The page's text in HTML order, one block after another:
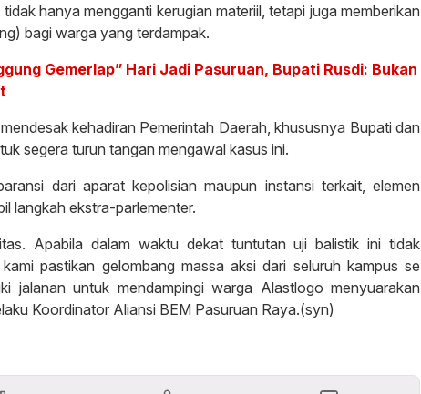
hanya mengganti kerugian materiil, tetapi juga memberikan
bagi warga yang terdampak.
Gemerlap” Hari Jadi Pasuruan, Bupati Rusdi: Bukan
kehadiran Pemerintah Daerah, khususnya Bupati dan
segera turun tangan mengawal kasus ini.
dari aparat kepolisian maupun instansi terkait, elemen
langkah ekstra-parlementer.
Apabila dalam waktu dekat tuntutan uji balistik ini tidak
pastikan gelombang massa aksi dari seluruh kampus se
jalanan untuk mendampingi warga Alastlogo menyuarakan
Koordinator Aliansi BEM Pasuruan Raya.(syn)